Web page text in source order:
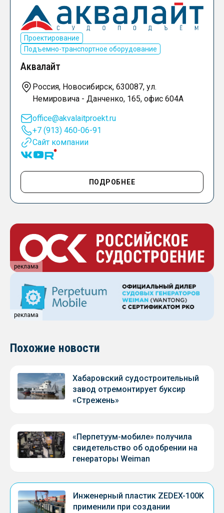
Проектирование
Подъемно-транспортное оборудование
Аквалайт
Россия, Новосибирск, 630087, ул.
Немировича - Данченко, 165, офис 604А
office@akvalaitproekt.ru
+7 (913) 460-06-91
Сайт компании
ПОДРОБНЕЕ
реклама
реклама
Похожие новости
Хабаровский судостроительный
завод отремонтирует буксир
«Стрежень»
«Перпетуум-мобиле» получила
свидетельство об одобрении на
генераторы Weiman
Инженерный пластик ZEDEX-100K
применили при создании